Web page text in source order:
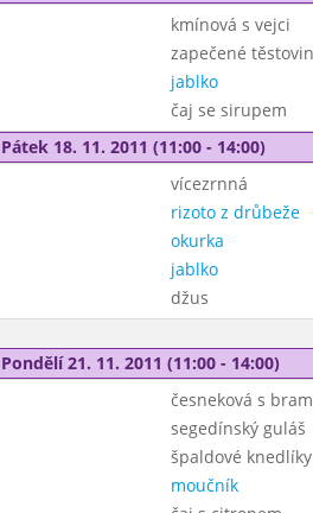
kmínová s vejci
zapečené
jablko
čaj se sirupem
Pátek 18. 11. 2011 (11:00 - 14:00)
vícezrnná
rizoto z drůbeže
okurka
jablko
džus
Pondělí 21. 11. 2011 (11:00 - 14:00)
česneková s
segedínský guláš
špaldové knedlíky
moučník